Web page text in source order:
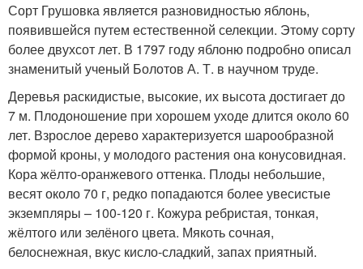
Сорт Грушовка является разновидностью яблонь,
появившейся путем естественной селекции. Этому сорту
более двухсот лет. В 1797 году яблоню подробно описал
знаменитый ученый Болотов А. Т. в научном труде.
Деревья раскидистые, высокие, их высота достигает до
7 м. Плодоношение при хорошем уходе длится около 60
лет. Взрослое дерево характеризуется шарообразной
формой кроны, у молодого растения она конусовидная.
Кора жёлто-оранжевого оттенка. Плоды небольшие,
весят около 70 г, редко попадаются более увесистые
экземпляры – 100-120 г. Кожура ребристая, тонкая,
жёлтого или зелёного цвета. Мякоть сочная,
белоснежная, вкус кисло-сладкий, запах приятный.